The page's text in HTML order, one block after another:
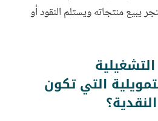
يبيع منتجاته ويستلم النقود أو
التي تكون